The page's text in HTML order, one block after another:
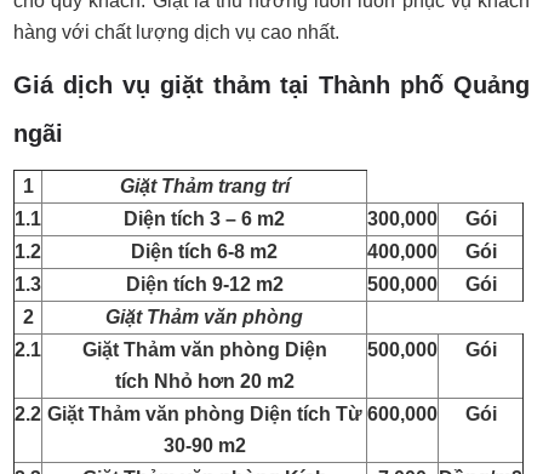
hàng với chất lượng dịch vụ cao nhất.
Giá dịch vụ giặt thảm tại Thành phố Quảng
ngãi
1
Giặt Thảm trang trí
1.1
Diện tích 3 – 6 m2 300,000
Gói
1.2
Diện tích 6-8 m2 400,000
Gói
1.3
Diện tích 9-12 m2 500,000
Gói
2
Giặt Thảm văn phòng
2.1
Giặt Thảm văn phòng Diện
tích Nhỏ hơn 20 m2
500,000 Gói
2.2 Giặt Thảm văn phòng Diện tích Từ
30-90 m2
600,000 Gói